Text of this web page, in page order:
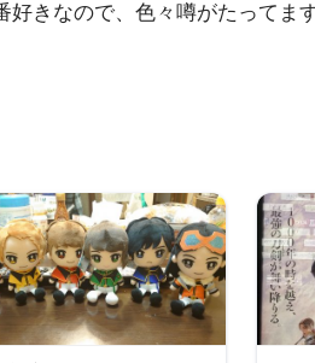
きなので、色々噂がたってま